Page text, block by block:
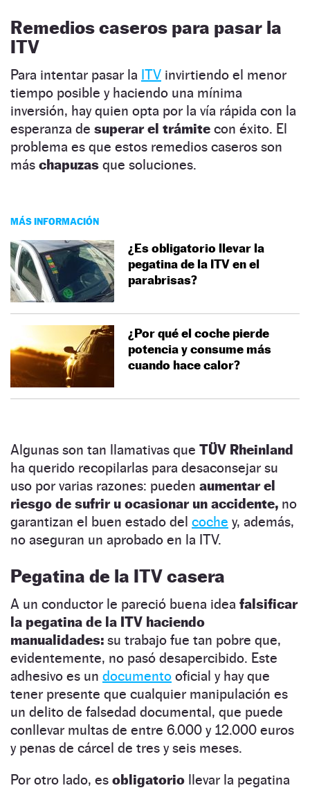
Remedios caseros para pasar la
ITV
Para intentar pasar la ITV invirtiendo el menor
tiempo posible y haciendo una mínima
inversión, hay quien opta por la vía rápida con la
esperanza de superar el trámite con éxito. El
problema es que estos remedios caseros son
más chapuzas que soluciones.
MÁS INFORMACIÓN
¿Es obligatorio llevar la
pegatina de la ITV en el
parabrisas?
¿Por qué el coche pierde
potencia y consume más
cuando hace calor?
Algunas son tan llamativas que TÜV Rheinland
ha querido recopilarlas para desaconsejar su
uso por varias razones: pueden aumentar el
riesgo de sufrir u ocasionar un accidente, no
garantizan el buen estado del coche y, además,
no aseguran un aprobado en la ITV.
Pegatina de la ITV casera
A un conductor le pareció buena idea falsificar
la pegatina de la ITV haciendo
manualidades: su trabajo fue tan pobre que,
evidentemente, no pasó desapercibido. Este
adhesivo es un documento oficial y hay que
tener presente que cualquier manipulación es
un delito de falsedad documental, que puede
conllevar multas de entre 6.000 y 12.000 euros
y penas de cárcel de tres y seis meses.
Por otro lado, es obligatorio llevar la pegatina